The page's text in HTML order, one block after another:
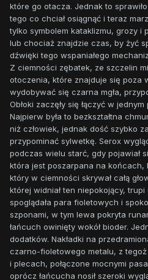
które go otacza. Jednak to
tego co chciał osiągnąć i teraz
tylko symbolem kataklizmu, grozy i
lub chociaż znajdzie czas, by żyć
dźwięki tego wspaniałego
Z ciemności zębatek, ze szczelin
otoczenia, które znajduje się poza
wydobywać się czarna mgła,
Obłoki zaczęły się łączyć w
Najpierw była to bezkształtna
niż człowiek, jednak dość szybko
przypominać sylwetkę. Serox
podczas wielu starć, gdy pojawiał
która jest poszarpana na końcach,
który w ciemności skrywał całą
której widniał ten niepokojący,
spoglądała para fioletowych i
szponami, w tym lewa pokryta
łańcuch owinięty wokół bioder.
dodatków. Nakładki na
czarno-fioletowego metalu, z tegoż
i plecach, połączone mocnymi
oprócz łańcucha nosił szeroki